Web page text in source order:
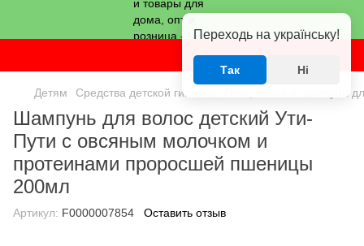
Детям Средства детской гигиены Гели, пенки и шампуни
Шампунь для волос детский Ути-
Пути с овсяным молочком и
протеинами проросшей пшеницы
200мл
Артикул: F0000007854 Оставить отзыв
Переходь на українську!
Так Ні